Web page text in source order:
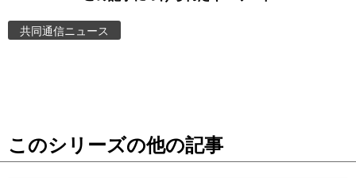
東京
共同通信ニュース
このシリーズの他の記事